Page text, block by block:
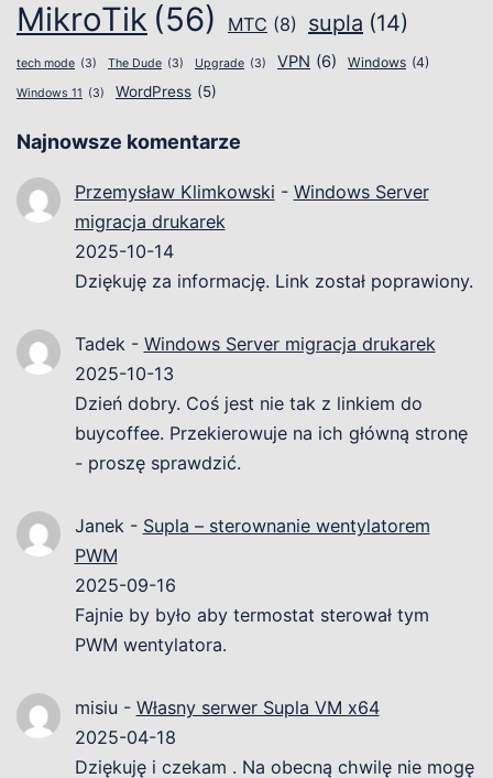
MikroTik (56) MTC (8) supla (14)
tech mode (3) The Dude (3) Upgrade (3) VPN (6) Windows (4)
Windows 11 (3) WordPress (5)
Najnowsze komentarze
Przemysław Klimkowski - Windows Server
migracja drukarek
2025-10-14
Dziękuję za informację. Link został poprawiony.
Tadek- Windows Server migracja drukarek
2025-10-13
Dzień dobry. Coś jest nie tak z linkiem do
buycoffee. Przekierowuje na ich główną stronę
- proszę sprawdzić.
Janek- Supla – sterownanie wentylatorem
PWM
2025-09-16
Fajnie by było aby termostat sterował tym
PWM wentylatora.
misiu- Własny serwer Supla VM x64
2025-04-18
Dziękuję i czekam . Na obecną chwilę nie mogę